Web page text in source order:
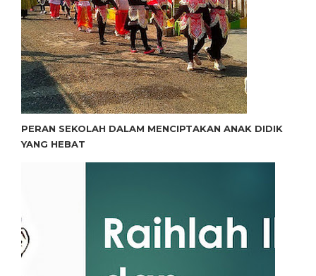
PERAN SEKOLAH DALAM MENCIPTAKAN ANAK DIDIK
YANG HEBAT